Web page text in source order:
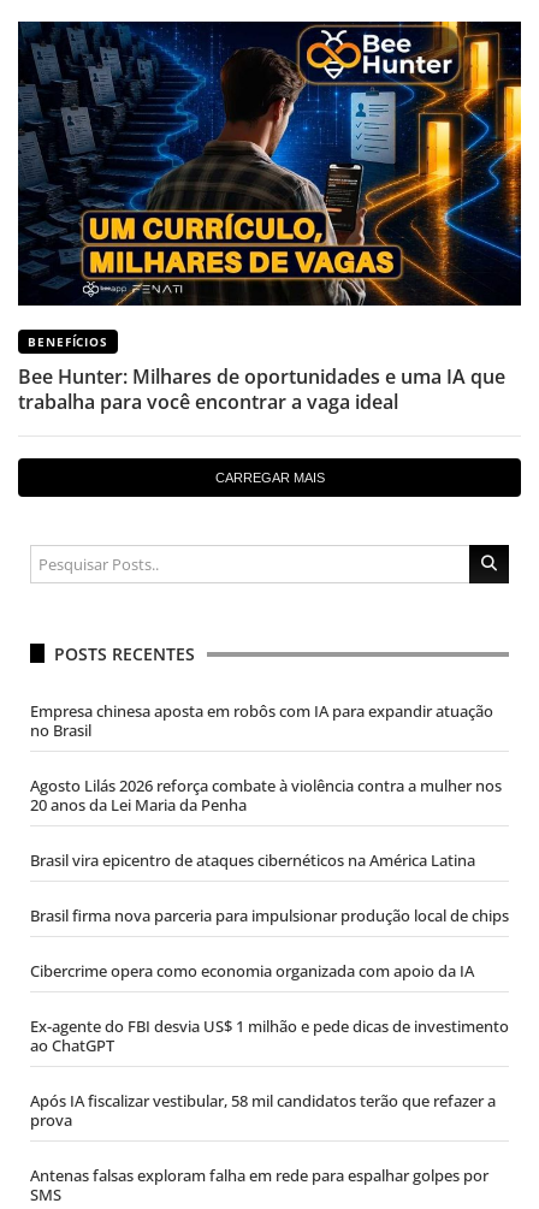
BENEFÍCIOS
Bee Hunter: Milhares de oportunidades e uma IA que
trabalha para você encontrar a vaga ideal
CARREGAR MAIS
POSTS RECENTES
Empresa chinesa aposta em robôs com IA para expandir atuação
no Brasil
Agosto Lilás 2026 reforça combate à violência contra a mulher nos
20 anos da Lei Maria da Penha
Brasil vira epicentro de ataques cibernéticos na América Latina
Brasil firma nova parceria para impulsionar produção local de chips
Cibercrime opera como economia organizada com apoio da IA
Ex-agente do FBI desvia US$ 1 milhão e pede dicas de investimento
ao ChatGPT
Após IA fiscalizar vestibular, 58 mil candidatos terão que refazer a
prova
Antenas falsas exploram falha em rede para espalhar golpes por
SMS